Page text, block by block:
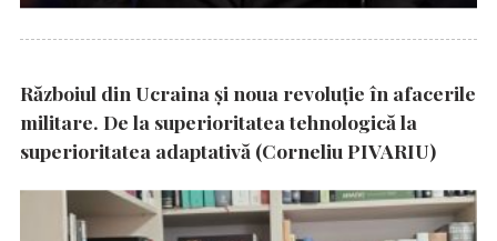
Războiul din Ucraina și noua revoluție în afacerile
militare. De la superioritatea tehnologică la
superioritatea adaptativă (Corneliu PIVARIU)